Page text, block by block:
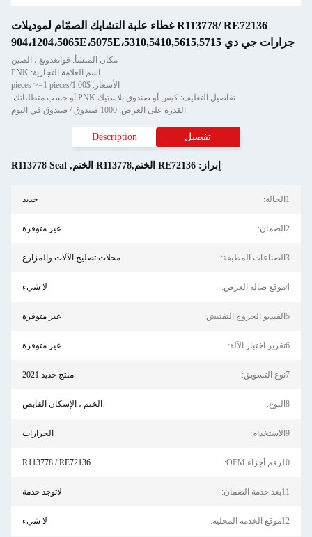
R113778/ RE72136 غطاء علبة التشابك الصمّام لموديلات
جرارات جي دي 904،1204،5065E،5075E،5310,5410,5615,5715
مكان المنشأ: قوانغدونغ ، الصين
اسم العلامة التجارية: PNK
الأسعار: $1.00/pieces >=1 pieces
تفاصيل التغليف: كيس أو صندوق بلاستيك PNK أو حسب متطلباتك.
القدرة على العرض: 1000 صندوق / صندوق في اليوم
تفصيل Description
إبراز: RE72136 الختم,R113778 الختم ,
R113778 Seal
1الحالة: جديد
2الضمان: غير متوفرة
3الصناعات المطبقة: محلات تصليح الآلات والمزارع
4موقع صالة العرض: لا شيء
5الفيديو الخروج التفتيش: غير متوفرة
6تقرير اختبار الآلة: غير متوفرة
7نوع التسويق: منتج جديد 2021
8النوع: الختم ، الإسكان القابض
9الاستخدام: الجرارات
10رقم أجزاء OEM: R113778 / RE72136
11بعد خدمة الضمان: لاتوجد خدمة
12موقع الخدمة المحلية: لا شيء